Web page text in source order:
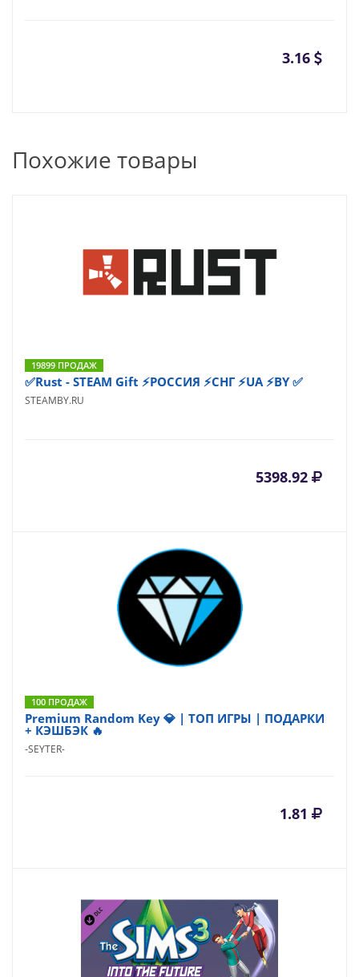
3.16
Похожие товары
19899 ПРОДАЖ
✅Rust - STEAM Gift ⚡️РОССИЯ ⚡️СНГ ⚡️UA ⚡️BY ✅
STEAMBY.RU
5398.92
100 ПРОДАЖ
Premium Random Key 💎 | ТОП ИГРЫ | ПОДАРКИ
+ КЭШБЭК 🔥
-SEYTER-
1.81